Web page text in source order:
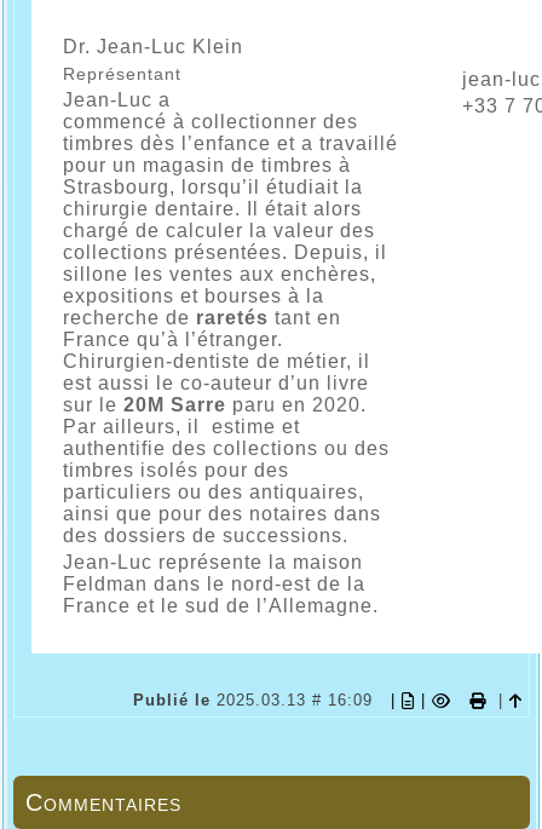
Dr. Jean-Luc Klein
Représentant
Jean-Luc a
commencé à collectionner des
timbres dès l’enfance et a travaillé
pour un magasin de timbres à
Strasbourg, lorsqu’il étudiait la
chirurgie dentaire. Il était alors
chargé de calculer la valeur des
collections présentées. Depuis, il
sillone les ventes aux enchères,
expositions et bourses à la
recherche de raretés tant en
France qu’à l’étranger.
Chirurgien-dentiste de métier, il
est aussi le co-auteur d’un livre
sur le 20M Sarre paru en 2020.
Par ailleurs, il estime et
authentifie des collections ou des
timbres isolés pour des
particuliers ou des antiquaires,
ainsi que pour des notaires dans
des dossiers de successions.
Jean-Luc représente la maison
Feldman dans le nord-est de la
France et le sud de l’Allemagne.
jean-
+33 7
Publié le 2025.03.13 # 16:09
Commentaires